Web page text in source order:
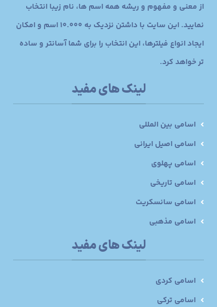
از معنی و مفهوم و ریشه همه اسم ها، نام زیبا انتخاب
نمایید. این سایت با داشتن نزدیک به 10.000 اسم و امکان
ایجاد انواع فیلترها، این انتخاب را برای شما آسانتر و ساده
تر خواهد کرد.
لینک های مفید
اسامی بین المللی
اسامی اصیل ایرانی
اسامی پهلوی
اسامی تاریخی
اسامی سانسکریت
اسامی مذهبی
لینک های مفید
اسامی کردی
اسامی ترکی